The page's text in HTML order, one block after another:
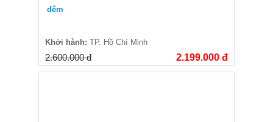
đêm
Khởi hành: TP. Hồ Chí Minh
2.600.000 đ 2.199.000 đ